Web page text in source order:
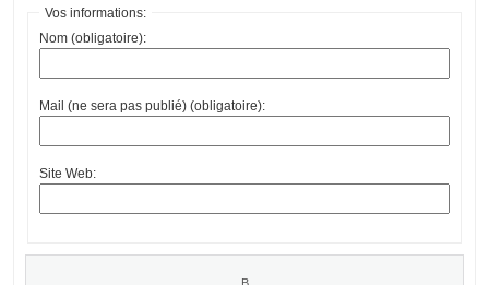
Vos informations:
Nom (obligatoire):
Mail (ne sera pas publié) (obligatoire):
Site Web: